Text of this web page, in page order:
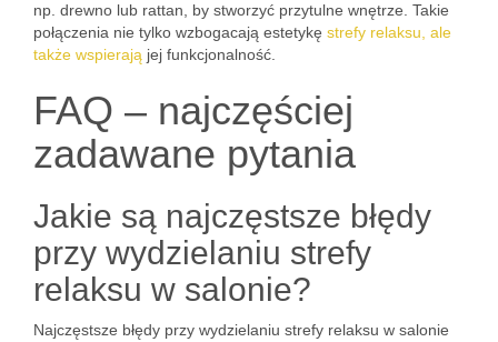
np. drewno lub rattan, by stworzyć przytulne wnętrze. Takie
połączenia nie tylko wzbogacają estetykę strefy relaksu, ale
także wspierają jej funkcjonalność.
FAQ – najczęściej
zadawane pytania
Jakie są najczęstsze błędy
przy wydzielaniu strefy
relaksu w salonie?
Najczęstsze błędy przy wydzielaniu strefy relaksu w salonie